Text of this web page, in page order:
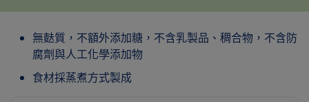
無麩質，不額外添加糖，不含乳製品、稠合物，不含防
腐劑與人工化學添加物
食材採蒸煮方式製成